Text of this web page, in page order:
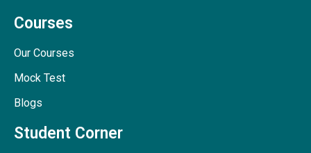
Courses
Our Courses
Mock Test
Blogs
Student Corner